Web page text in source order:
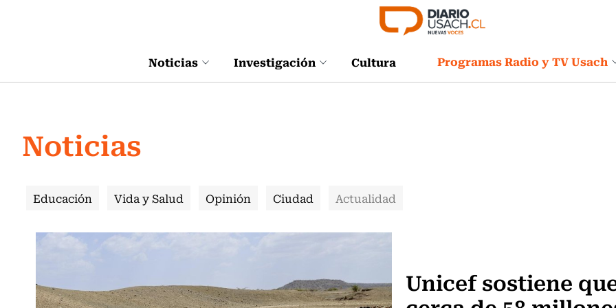
Noticias Investigación Cultura Programas Radio y TV Usach
Noticias
Educación Vida y Salud Opinión Ciudad Actualidad
Unicef sostiene